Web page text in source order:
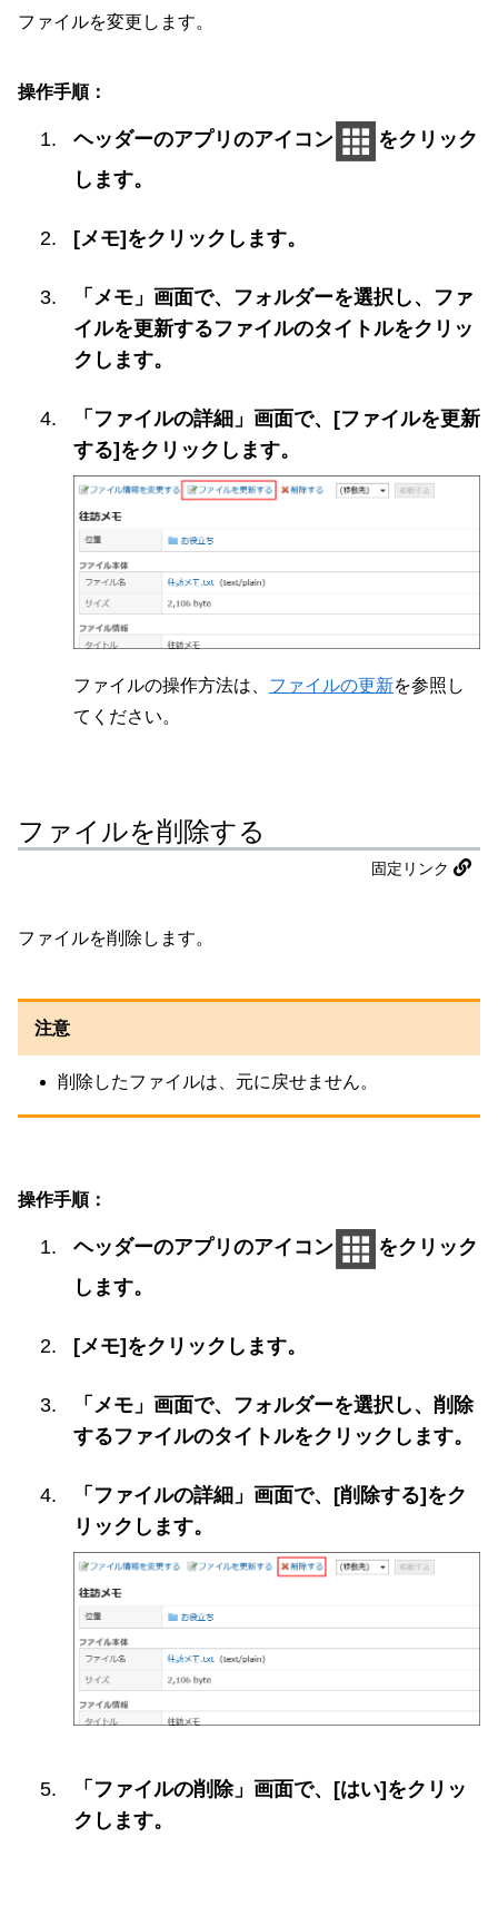
ファイルを変更します。
操作手順：
ヘッダーのアプリのアイコン
をクリック
します。
[メモ]をクリックします。
「メモ」画面で、フォルダーを選択し、ファ
イルを更新するファイルのタイトルをクリッ
クします。
「ファイルの詳細」画面で、[ファイルを更新
する]をクリックします。
ファイルの操作方法は、 ファイルの更新を参照し
てください。
ファイルを削除する
固定リンク
ファイルを削除します。
注意
削除したファイルは、元に戻せません。
操作手順：
ヘッダーのアプリのアイコン
をクリック
します。
[メモ]をクリックします。
「メモ」画面で、フォルダーを選択し、削除
するファイルのタイトルをクリックします。
「ファイルの詳細」画面で、[削除する]をク
リックします。
「ファイルの削除」画面で、[はい]をクリッ
クします。